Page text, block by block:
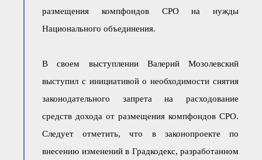
размещения компфондов СРО на нужды
Национального объединения.
В своем выступлении Валерий Мозолевский
выступил с инициативой о необходимости снятия
законодательного запрета на расходование
средств дохода от размещения компфондов СРО.
Следует отметить, что в законопроекте по
внесению изменений в Градкодекс, разработанном